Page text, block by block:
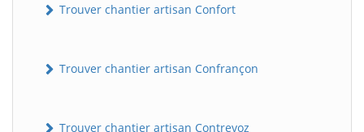
Trouver chantier artisan Confort
Trouver chantier artisan Confrançon
Trouver chantier artisan Contrevoz
BatiWebPro